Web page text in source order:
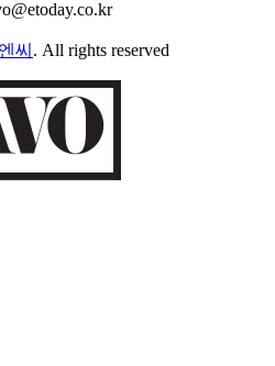
씨 . All rights reserved